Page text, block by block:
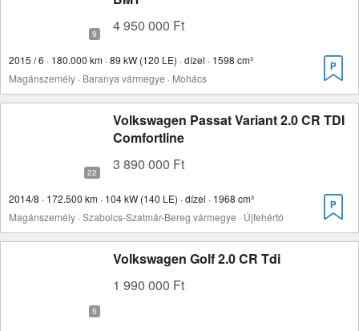
4 950 000 Ft
2015 / 6 · 180.000 km · 89 kW (120 LE) · dízel · 1598 cm³
Magánszemély · Baranya vármegye · Mohács
Volkswagen Passat Variant 2.0 CR TDI
Comfortline
3 890 000 Ft
2014/8 · 172.500 km · 104 kW (140 LE) · dízel · 1968 cm³
Magánszemély · Szabolcs-Szatmár-Bereg vármegye · Újfehértó
Volkswagen Golf 2.0 CR Tdi
1 990 000 Ft